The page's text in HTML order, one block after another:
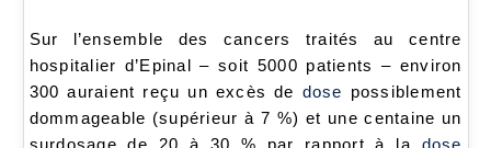
Sur l’ensemble des cancers traités au centre
hospitalier d’Epinal – soit 5000 patients – environ
300 auraient reçu un excès de dose possiblement
dommageable (supérieur à 7 %) et une centaine un